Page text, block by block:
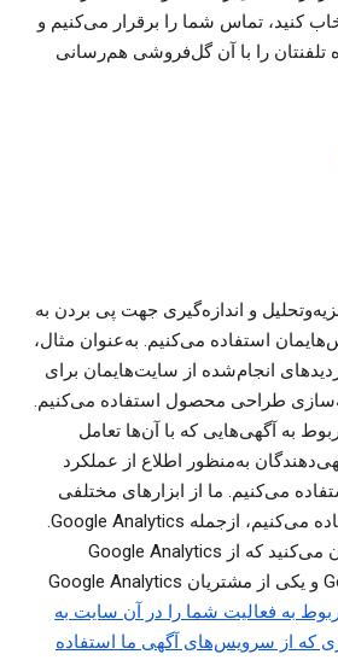
کنید، تماس شما را برقرار می‌کنیم و
را با آن گل‌فروشی هم‌رسانی
و اندازه‌گیری جهت پی بردن به
استفاده می‌کنیم. به‌عنوان مثال،
انجام‌شده از سایت‌هایمان برای
طراحی محصول استفاده می‌کنیم.
به آگهی‌هایی که با آن‌ها تعامل
به‌منظور اطلاع از عملکرد
می‌کنیم. ما از ابزارهای مختلفی
برای انجام این کار استفاده می‌کنیم، ازجمله Google Analytics.
به فعالیت شما را در آن سایت به
که از سرویس‌های آگهی ما استفاده